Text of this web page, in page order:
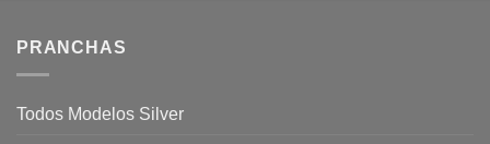
PRANCHAS
Todos Modelos Silver